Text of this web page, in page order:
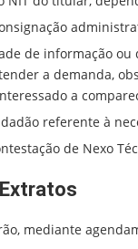
de informação ou
a demanda,
a
referente à
de Nexo
mediante